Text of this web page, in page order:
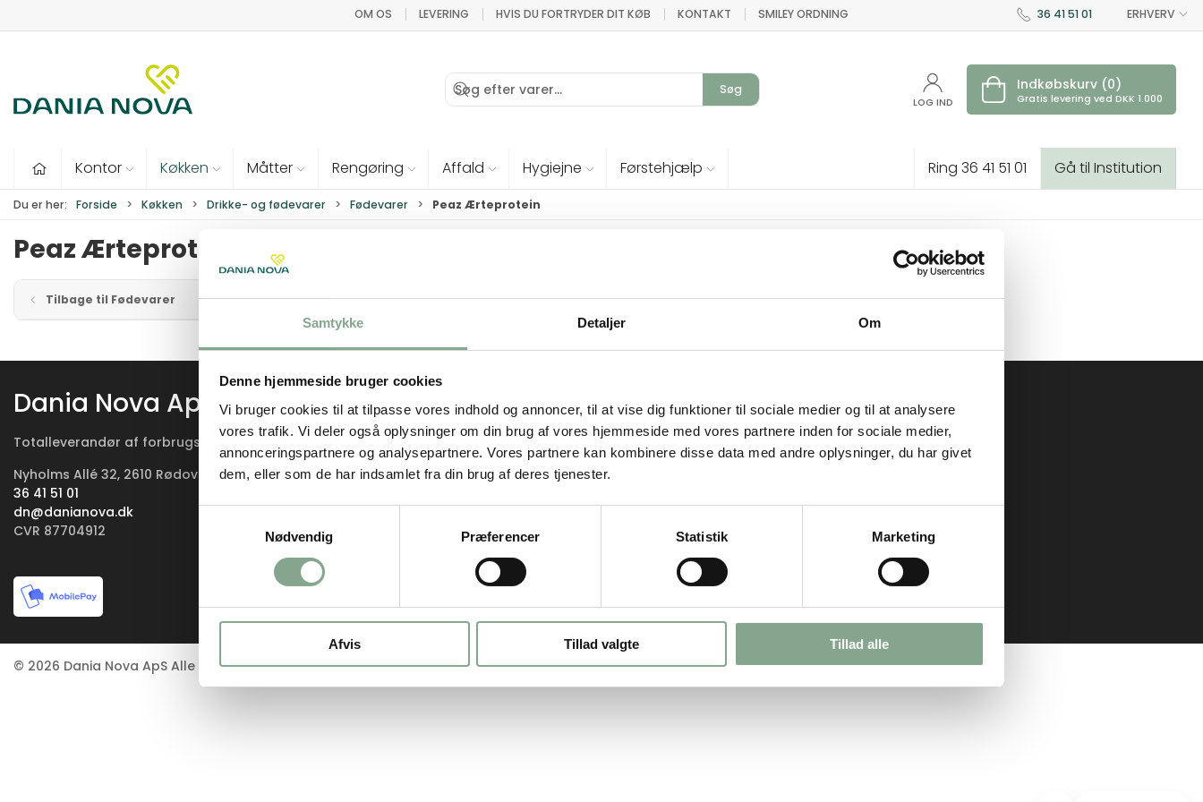
Samtykke Detaljer Om
Denne hjemmeside bruger cookies
Vi bruger cookies til at tilpasse vores indhold og annoncer, til at vise dig funktioner til sociale medier og til at analysere
vores trafik. Vi deler også oplysninger om din brug af vores hjemmeside med vores partnere inden for sociale medier,
annonceringspartnere og analysepartnere. Vores partnere kan kombinere disse data med andre oplysninger, du har givet
dem, eller som de har indsamlet fra din brug af deres tjenester.
Nødvendig
Præferencer Statistik Marketing
Afvis Tillad valgte Tillad alle
OM OS LEVERING HVIS DU FORTRYDER DIT KØB KONTAKT SMILEY ORDNING 36 41 51 01 ERHVERV
Søg
LOG IND
Indkøbskurv (0)
Gratis levering ved DKK 1.000
Kontor Køkken Måtter Rengøring Affald Hygiejne Førstehjælp Ring 36 41 51 01 Gå til Institution
Du er her: Forside Køkken Drikke- og fødevarer Fødevarer Peaz Ærteprotein
Peaz Ærteprotein
Tilbage til Fødevarer
Dania Nova ApS
Totalleverandør af forbrugsartikler
Nyholms Allé 32, 2610 Rødovre – Danmark
36 41 51 01
dn@danianova.dk
CVR 87704912
Tilbud
Inventar
Tekstiler
Tester
Fastelavn
Hygiejne
Kontor
Måtter
Rengøring og affald
Om os
Kontakt
Levering
Returnering
Handelsbetingelser
Privatlivspolitik
© 2026 Dania Nova ApS Alle rettigheder forbeholdes